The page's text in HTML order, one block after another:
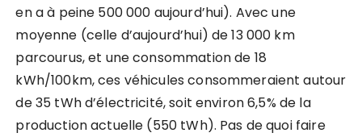
en a à peine 500 000 aujourd’hui). Avec une
moyenne (celle d’aujourd’hui) de 13 000 km
parcourus, et une consommation de 18
kWh/100km, ces véhicules consommeraient autour
de 35 tWh d’électricité, soit environ 6,5% de la
production actuelle (550 tWh). Pas de quoi faire